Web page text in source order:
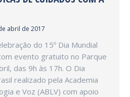
abril de 2017
do 15º Dia Mundial
evento gratuito no Parque
das 9h às 17h. O Dia
realizado pela Academia
e Voz (ABLV) com apoio